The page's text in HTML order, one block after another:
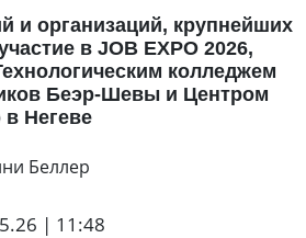
и организаций, крупнейших
в JOB EXPO 2026,
колледжем
Беэр-Шевы и Центром
в Негеве
| 11:48